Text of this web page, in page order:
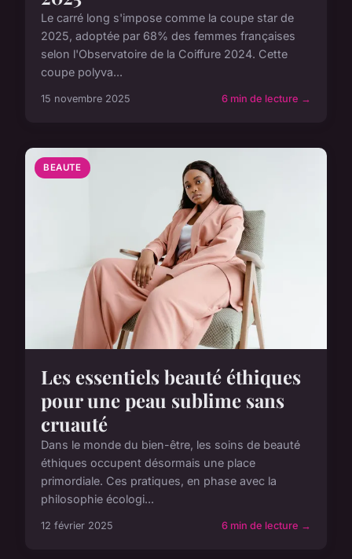
Le carré long s'impose comme la coupe star de
2025, adoptée par 68% des femmes françaises
selon l'Observatoire de la Coiffure 2024. Cette
coupe polyva...
15 novembre 2025 6 min de lecture →
BEAUTE
Les essentiels beauté éthiques
pour une peau sublime sans
cruauté
Dans le monde du bien-être, les soins de beauté
éthiques occupent désormais une place
primordiale. Ces pratiques, en phase avec la
philosophie écologi...
12 février 2025 6 min de lecture →